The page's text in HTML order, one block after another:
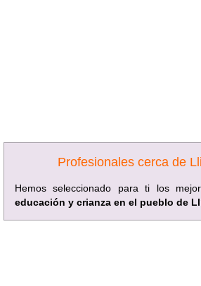
Profesionales cerca de
Hemos seleccionado para ti los
educación y crianza en el pueblo de